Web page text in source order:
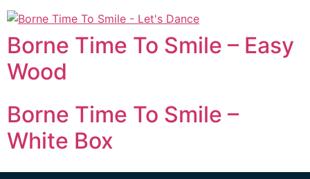
Borne Time To Smile – Easy
Wood
Borne Time To Smile –
White Box